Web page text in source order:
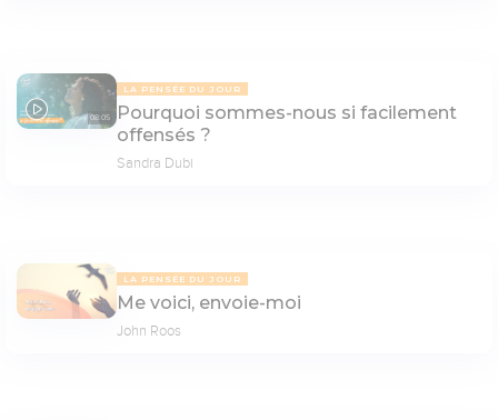
08:05
LA PENSÉE DU JOUR
Pourquoi sommes-nous si facilement
offensés ?
Sandra Dubi
LA PENSÉE DU JOUR
Me voici, envoie-moi
John Roos